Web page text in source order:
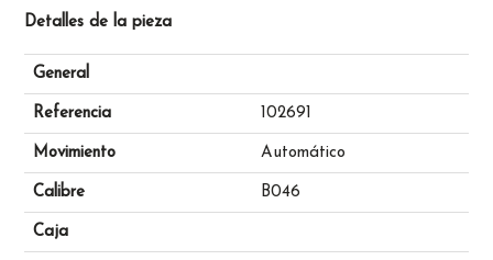
Detalles de la pieza
General
Referencia 102691
Movimiento Automático
Calibre B046
Caja